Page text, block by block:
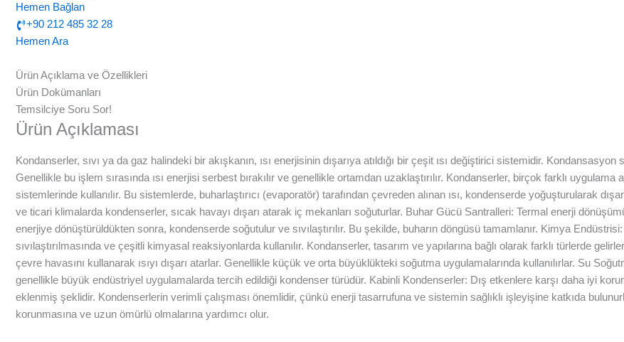
Hemen Bağlan
+90 212 485 32 28
Hemen Ara
Ürün Açıklama ve Özellikleri
Ürün Dokümanları
Temsilciye Soru Sor!
Ürün Açıklaması
Kondanserler, sıvı ya da gaz halindeki bir akışkanın, ısı enerjisinin dışarıya atıldığı bir çeşit ısı değiştirici sistemidir.
Genellikle bu işlem sırasında ısı enerjisi serbest bırakılır ve genellikle ortamdan uzaklaştırılır. Kondanserler, birçok farklı
sistemlerinde kullanılır. Bu sistemlerde, buharlaştırıcı (evaporatör) tarafından çevreden alınan ısı, kondenserde yoğuşturularak
ve ticari klimalarda kondenserler, sıcak havayı dışarı atarak iç mekanları soğuturlar. Buhar Gücü Santralleri: Termal enerji
enerjiye dönüştürüldükten sonra, kondenserde soğutulur ve sıvılaştırılır. Bu şekilde, buharın döngüsü tamamlanır. Kimya
sıvılaştırılmasında ve çeşitli kimyasal reaksiyonlarda kullanılır. Kondanserler, tasarım ve yapılarına bağlı olarak farklı türlerde
çevre havasını kullanarak ısıyı dışarı atarlar. Genellikle küçük ve orta büyüklükteki soğutma uygulamalarında kullanılırlar. Su
genellikle büyük endüstriyel uygulamalarda tercih edildiği kondenser türüdür. Kabinli Kondenserler: Dış etkenlere karşı daha iyi
eklenmiş şeklidir. Kondenserlerin verimli çalışması önemlidir, çünkü enerji tasarrufuna ve sistemin sağlıklı işleyişine katkıda
korunmasına ve uzun ömürlü olmalarına yardımcı olur.